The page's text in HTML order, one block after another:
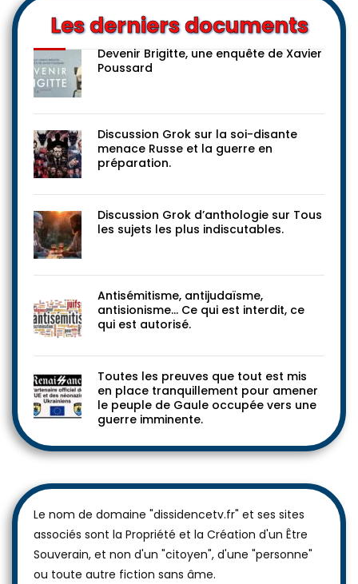
Les derniers documents
Devenir Brigitte, une enquête de Xavier
Poussard
Discussion Grok sur la soi-disante
menace Russe et la guerre en
préparation.
Discussion Grok d’anthologie sur Tous
les sujets les plus indiscutables.
Antisémitisme, antijudaïsme,
antisionisme… Ce qui est interdit, ce
qui est autorisé.
Toutes les preuves que tout est mis
en place tranquillement pour amener
le peuple de Gaule occupée vers une
guerre imminente.
Le nom de domaine "dissidencetv.fr" et ses sites
associés sont la Propriété et la Création d'un Être
Souverain, et non d'un "citoyen", d'une "personne"
ou toute autre fiction sans âme.